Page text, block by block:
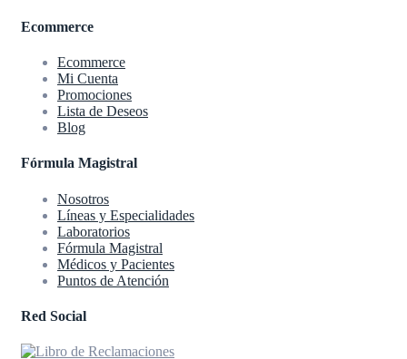
Ecommerce
Ecommerce
Mi Cuenta
Promociones
Lista de Deseos
Blog
Fórmula Magistral
Nosotros
Líneas y Especialidades
Laboratorios
Fórmula Magistral
Médicos y Pacientes
Puntos de Atención
Red Social